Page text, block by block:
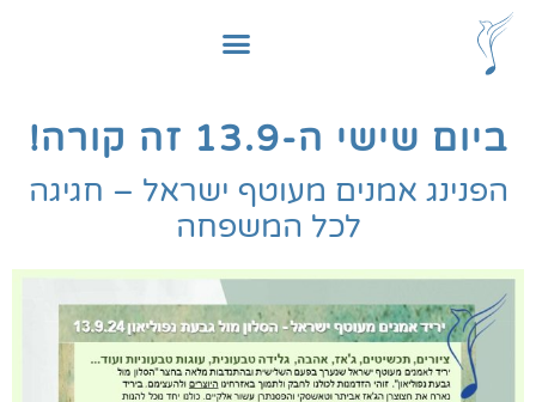
לתוכן
ביום שישי ה-13.9 זה קורה!
הפנינג אמנים מעוטף ישראל – חגיגה
לכל המשפחה